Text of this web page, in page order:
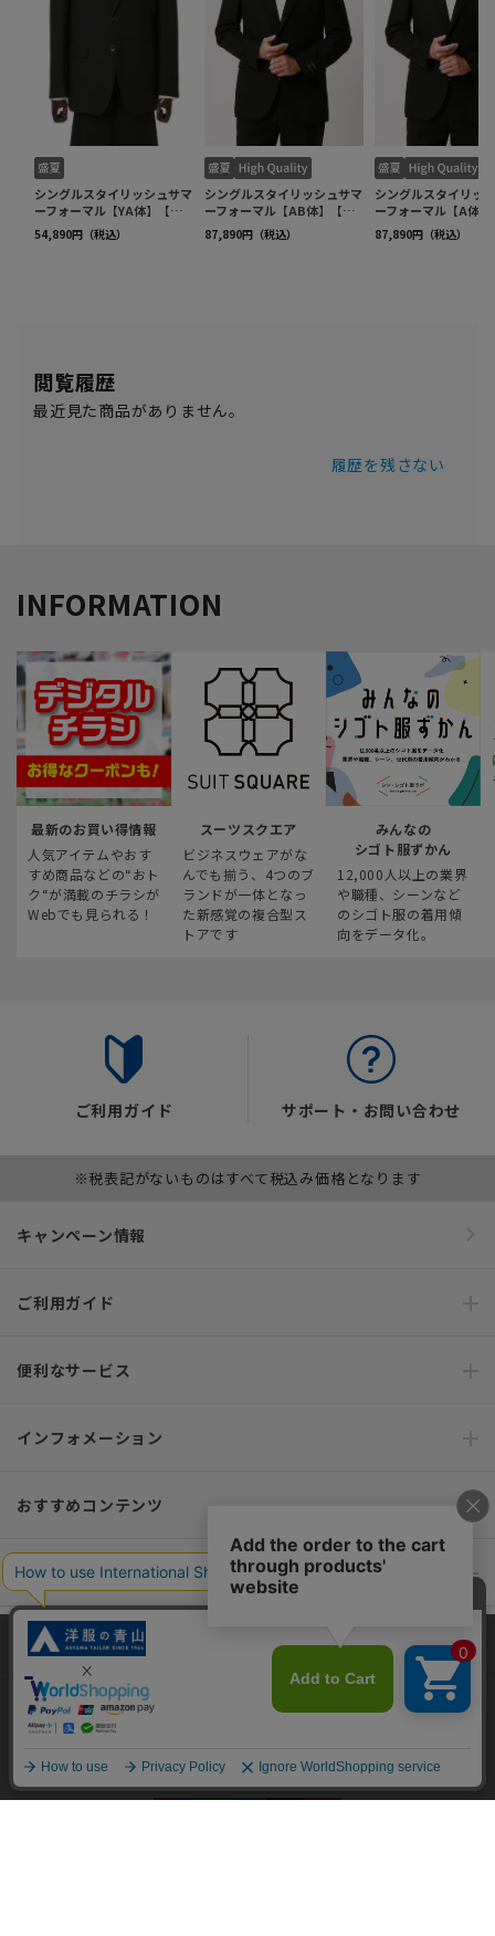
閲覧履歴
最近見た商品がありません。
履歴を残さない
INFORMATION
最新のお買い得情報
人気アイテムやおす
すめ商品などの“おト
ク“が満載のチラシが
Webでも見られる！
スーツスクエア
ビジネスウェアがな
んでも揃う、4つのブ
ランドが一体となっ
た新感覚の複合型ス
トアです
みんなの
シゴト服ずかん
12,000人以上の業界
や職種、シーンなど
のシゴト服の着用傾
向をデータ化。
ご利用ガイド サポート・お問い合わせ
※税表記がないものはすべて税込み価格となります
キャンペーン情報
ご利用ガイド
便利なサービス
インフォメーション
おすすめコンテンツ
ポリシー・企業情報
オーダースーツなら SHITATE
OFFICIAL SNS
当サイトでは、快適な閲覧体験とコンテンツ改善のためにCookieを使用
しています。閲覧を続けることで、Cookieの使用に同意したものとみな
します。詳細については
同意して閉じる